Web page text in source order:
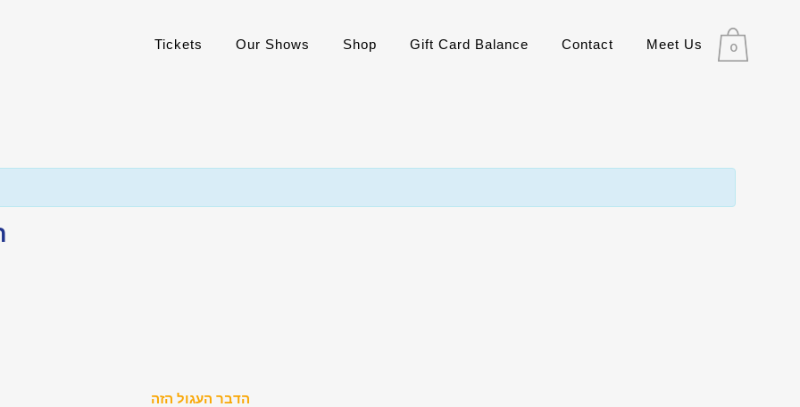
0
Tickets Our Shows Shop Gift Card Balance Contact Meet Us
הדבר העגול הזה